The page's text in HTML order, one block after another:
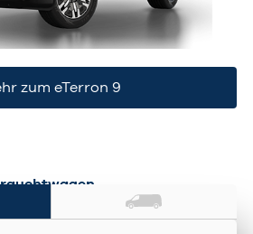
zum eTerron 9